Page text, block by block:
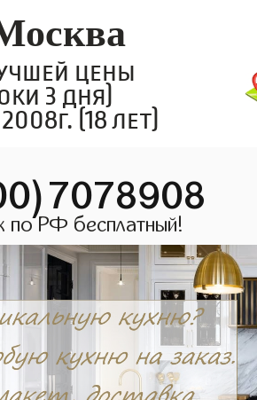
цены
3 дня)
(18 лет)
по РФ бесплатный!